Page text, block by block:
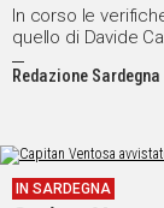
NEL
MONDO
SPORT
VIDEO
In corso le
quello di Davide
Redazione Sardegna
IN SARDEGNA